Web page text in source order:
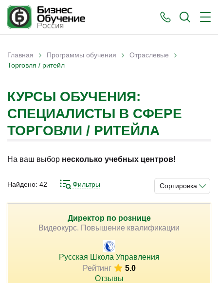
Вы здесь
Главная › Программы обучения › Отраслевые ›
Торговля / ритейл
КУРСЫ ОБУЧЕНИЯ:
СПЕЦИАЛИСТЫ В СФЕРЕ
ТОРГОВЛИ / РИТЕЙЛА
На ваш выбор несколько учебных центров!
Сортировка
Найдено: 42 Фильтры
Директор по рознице
Видеокурс. Повышение квалификации
Русская Школа Управления
Рейтинг
5.0
Отзывы